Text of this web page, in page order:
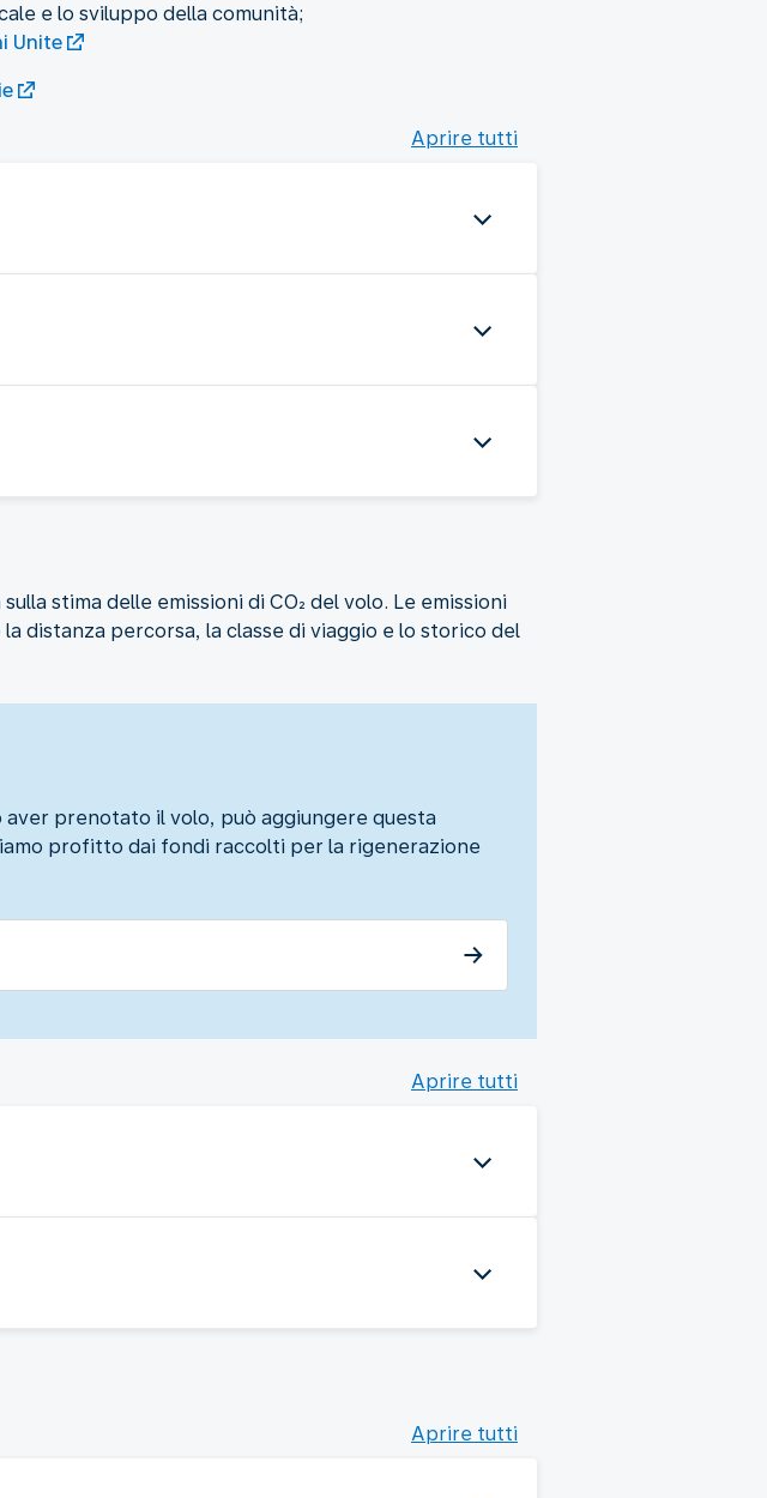
e lo sviluppo della comunità;
Unite
Aprire tutti
stima delle emissioni di CO₂ del volo. Le emissioni
distanza percorsa, la classe di viaggio e lo storico del
prenotato il volo, può aggiungere questa
profitto dai fondi raccolti per la rigenerazione
Aprire tutti
Aprire tutti